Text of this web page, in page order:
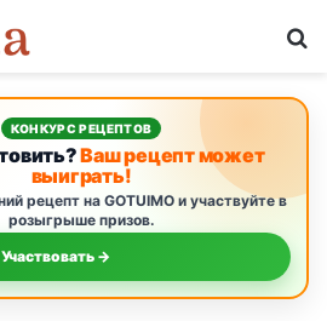
КОНКУРС РЕЦЕПТОВ
Ваш рецепт может
выиграть!
рецепт на GOTUIMO и участвуйте в
розыгрыше призов.
Участвовать →